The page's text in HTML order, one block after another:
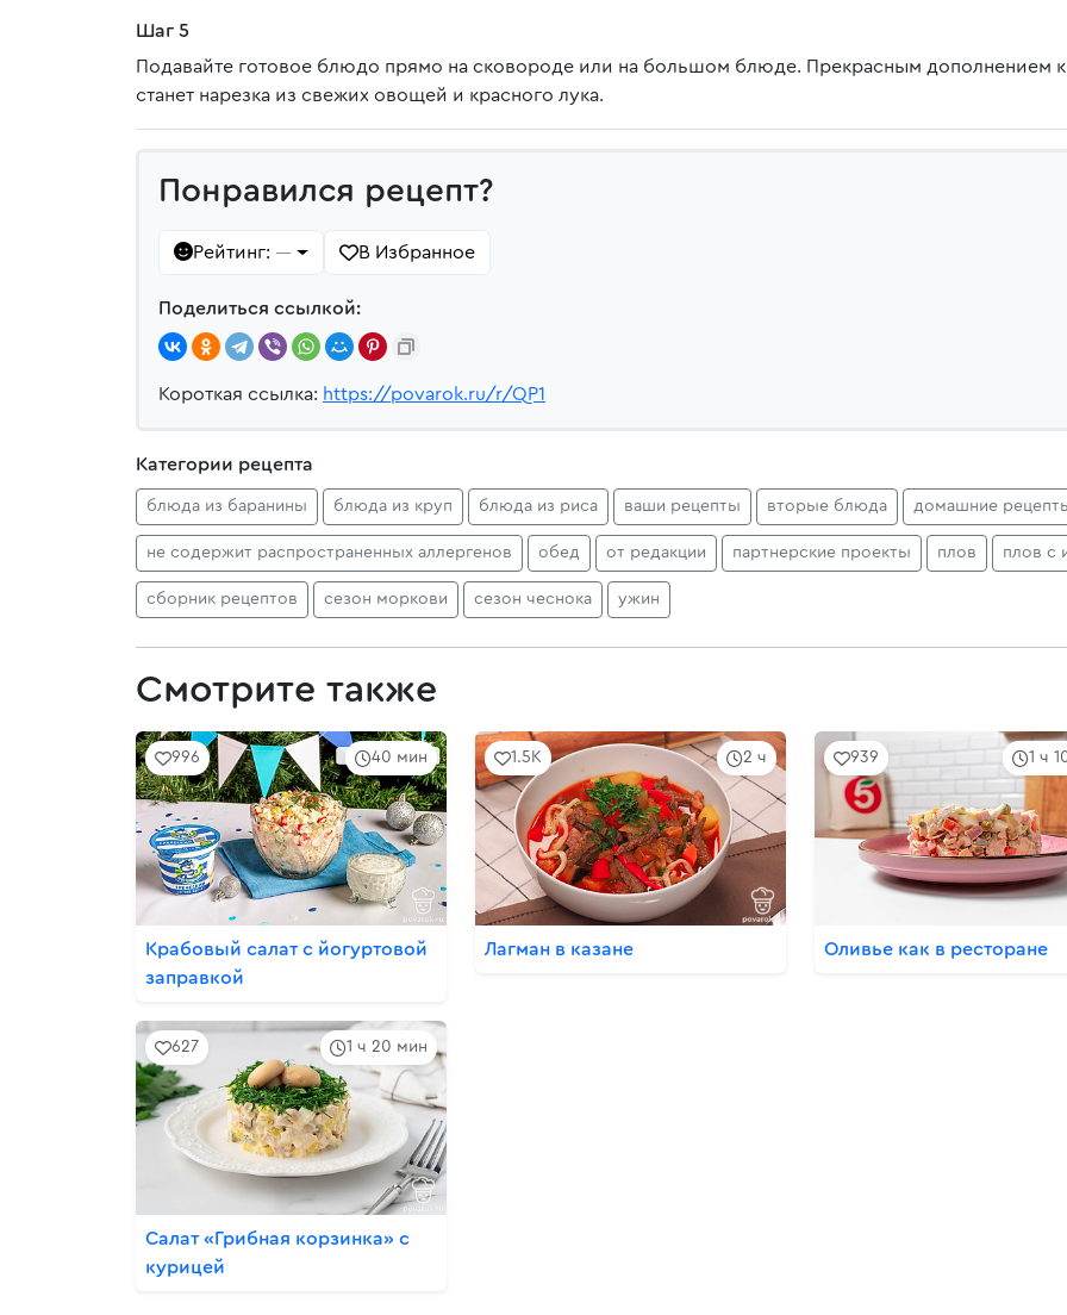
Шаг 5
Подавайте готовое блюдо прямо на сковороде или на большом блюде. Прекрасным дополнением
станет нарезка из свежих овощей и красного лука.
Понравился рецепт?
Рейтинг: — В Избранное
Поделиться ссылкой:
Короткая ссылка: https://povarok.ru/r/QP1
Категории рецепта
блюда из баранины блюда из круп блюда из риса ваши рецепты вторые блюда домашние
не содержит распространенных аллергенов обед от редакции партнерские проекты плов плов с
сборник рецептов сезон моркови сезон чеснока ужин
Смотрите также
40 мин
996
Крабовый салат с йогуртовой
заправкой
2 ч
1.5K
Лагман в казане
1 ч
939
Оливье как в ресторане
1 ч 20 мин
627
Салат «Грибная корзинка» с
курицей